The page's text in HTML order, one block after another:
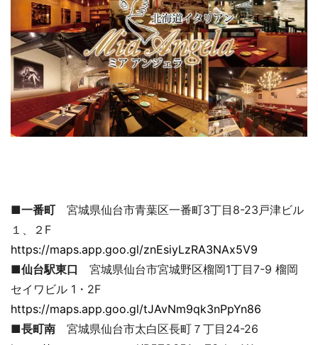
■一番町 宮城県仙台市青葉区一番町3丁目8-23戸津ビル
１、２F
https://maps.app.goo.gl/znEsiyLzRA3NAx5V9
■仙台駅東口 宮城県仙台市宮城野区榴岡1丁目7-9 榴岡
セイワビル 1・2F
https://maps.app.goo.gl/tJAvNm9qk3nPpYn86
■長町南 宮城県仙台市太白区長町７丁目24-26